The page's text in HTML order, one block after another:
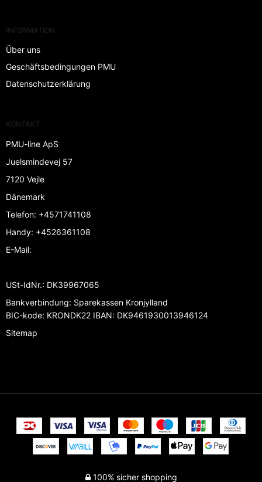
INFORMATION
Über uns
Geschäftsbedingungen PMU
Datenschutzerklärung
KONTAKT
PMU-line ApS
Juelsmindevej 57
7120 Vejle
Dänemark
Telefon: +4571741108
Handy: +4526361108
E-Mail:
USt-IdNr.: DK39967065
Bankverbindung: Sparekassen Kronjylland
BIC-kode: KRONDK22 IBAN: DK9461930013946124
Sitemap
100% sicher shopping